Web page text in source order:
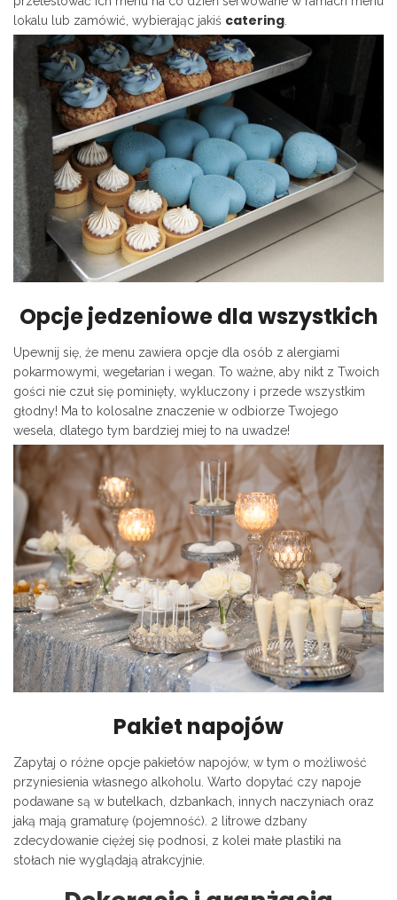
lokalu lub zamówić, wybierając jakiś catering.
Opcje jedzeniowe dla wszystkich
Upewnij się, że menu zawiera opcje dla osób z alergiami
pokarmowymi, wegetarian i wegan. To ważne, aby nikt z Twoich
gości nie czuł się pominięty, wykluczony i przede wszystkim
głodny! Ma to kolosalne znaczenie w odbiorze Twojego
wesela, dlatego tym bardziej miej to na uwadze!
Pakiet napojów
Zapytaj o różne opcje pakietów napojów, w tym o możliwość
przyniesienia własnego alkoholu. Warto dopytać czy napoje
podawane są w butelkach, dzbankach, innych naczyniach oraz
jaką mają gramaturę (pojemność). 2 litrowe dzbany
zdecydowanie ciężej się podnosi, z kolei małe plastiki na
stołach nie wyglądają atrakcyjnie.